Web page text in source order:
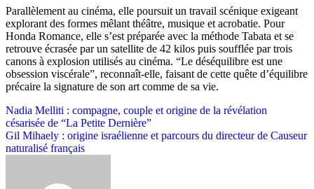
Parallèlement au cinéma, elle poursuit un travail scénique exigeant
explorant des formes mêlant théâtre, musique et acrobatie. Pour
Honda Romance, elle s’est préparée avec la méthode Tabata et se
retrouve écrasée par un satellite de 42 kilos puis soufflée par trois
canons à explosion utilisés au cinéma. “Le déséquilibre est une
obsession viscérale”, reconnaît-elle, faisant de cette quête d’équilibre
précaire la signature de son art comme de sa vie.
Post
navigation
Nadia Melliti : compagne, couple et origine de la révélation
césarisée de “La Petite Dernière”
Gil Mihaely : origine israélienne et parcours du directeur de Causeur
naturalisé français